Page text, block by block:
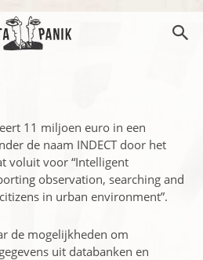
11 miljoen euro in een
de naam INDECT door het
voluit voor “Intelligent
observation, searching and
in urban environment”.
de mogelijkheden om
uit databanken en